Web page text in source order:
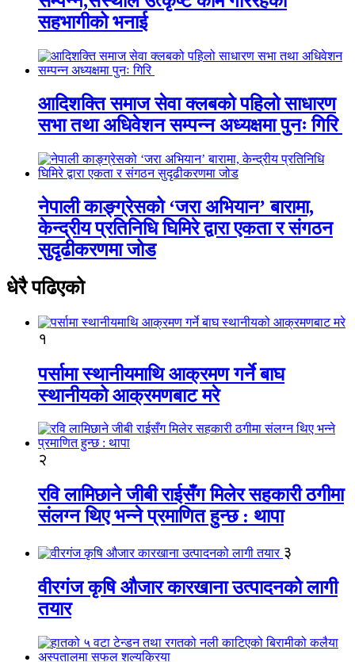
सहभागीको भनाई
आदिशक्ति समाज सेवा क्लबको पहिलो साधारण
सभा तथा अधिवेशन सम्पन्न अध्यक्षमा पुनः गिरि
नेपाली काङ्ग्रेसको ‘जरा अभियान’ बारामा,
केन्द्रीय प्रतिनिधि घिमिरे द्वारा एकता र संगठन
सुदृढीकरणमा जोड
धेरै पढिएको
१
पर्सामा स्थानीयमाथि आक्रमण गर्ने बाघ
स्थानीयको आक्रमणबाट मरे
२
रवि लामिछाने जीबी राईसँग मिलेर सहकारी ठगीमा
संलग्न थिए भन्ने प्रमाणित हुन्छ : थापा
३
वीरगंज कृषि औजार कारखाना उत्पादनको लागी
तयार